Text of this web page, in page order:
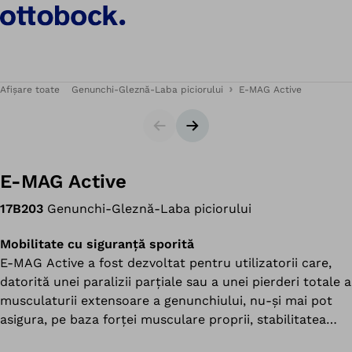
Afișare toate Genunchi-Gleznă-Laba piciorului E-MAG Active
CursorUrmătorul diapozitiv
E-MAG Active
17B203 Genunchi-Gleznă-Laba piciorului
Mobilitate cu siguranță sporită
E-MAG Active a fost dezvoltat pentru utilizatorii care,
datorită unei paralizii parțiale sau a unei pierderi totale a
musculaturii extensoare a genunchiului, nu-și mai pot
asigura, pe baza forței musculare proprii, stabilitatea